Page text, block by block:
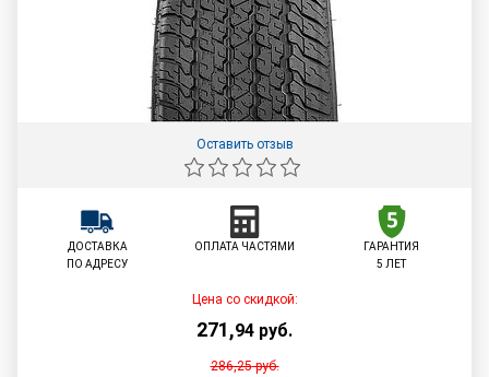
Оставить отзыв
ДОСТАВКА
ПО АДРЕСУ
ОПЛАТА ЧАСТЯМИ
ГАРАНТИЯ
5 ЛЕТ
Цена со скидкой:
271,94 руб.
286,25руб.